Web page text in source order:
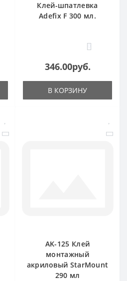
Клей-шпатлевка
Adefix F 300 мл.
0
346.00руб.
В КОРЗИНУ
AK-125 Клей
монтажный
акриловый StarMount
290 мл